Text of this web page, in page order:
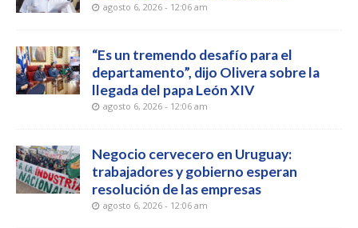
agosto 6, 2026 - 12:06 am
“Es un tremendo desafío para el
departamento”, dijo Olivera sobre la
llegada del papa León XIV
agosto 6, 2026 - 12:06 am
Negocio cervecero en Uruguay:
trabajadores y gobierno esperan
resolución de las empresas
agosto 6, 2026 - 12:06 am